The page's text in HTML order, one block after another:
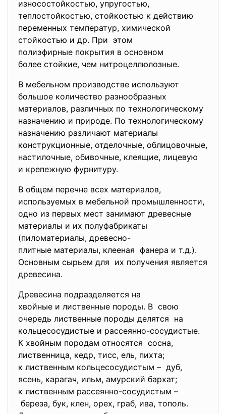
износостойкостью, упругостью,
теплостойкостью, стойкостью к действию
переменных температур, химической
стойкостью и др. При этом
полиэфирные покрытия в основном
более стойкие, чем нитроцеллюлозные.
В мебельном производстве используют
большое количество разнообразных
материалов, различных по технологическому
назначению и природе. По технологическому
назначению различают материалы
конструкционные, отделочные, облицовочные,
настилочные, обивочные, клеящие, лицевую
и крепежную фурнитуру.
В общем перечне всех материалов,
используемых в мебельной промышленности,
одно из первых мест занимают древесные
материалы и их полуфабрикаты
(пиломатериалы, древесно-
плитные материалы, клееная фанера и т.д.).
Основным сырьем для их получения является
древесина.
Древесина подразделяется на
хвойные и лиственные породы. В свою
очередь лиственные породы делятся на
кольцесосудистые и рассеянно-сосудистые.
К хвойным породам относятся сосна,
лиственница, кедр, тисс, ель, пихта;
к лиственным кольцесосудистым – дуб,
ясень, карагач, ильм, амурский бархат;
к лиственным рассеянно-сосудистым –
береза, бук, клен, орех, граб, ива, тополь.